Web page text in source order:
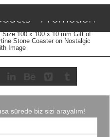
- Promotion
Size 100 x 100 x 10 mm Gift of
Stone Coaster on Nostalgic
Image
sürede biz sizi arayalım!